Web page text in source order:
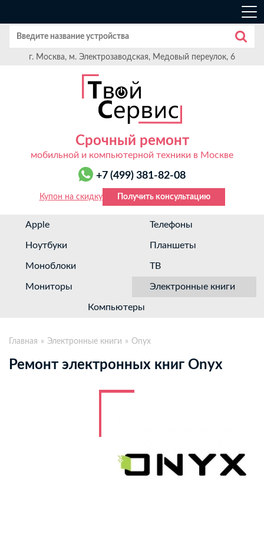
г. Москва, м. Электрозаводская, Медовый переулок, 6
Срочный ремонт
мобильной и компьютерной техники в Москве
+7 (499) 381-82-08
Купон на скидку Получить консультацию
Apple Телефоны
Ноутбуки Планшеты
Моноблоки ТВ
Мониторы Электронные книги
Компьютеры
Главная Электронные книги Onyx
Ремонт электронных книг Onyx